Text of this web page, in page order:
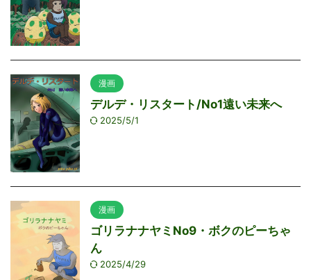
漫画
デルデ・リスタート/No1遠い未来へ
2025/5/1
漫画
ゴリラナナヤミNo9・ボクのピーちゃ
ん
2025/4/29